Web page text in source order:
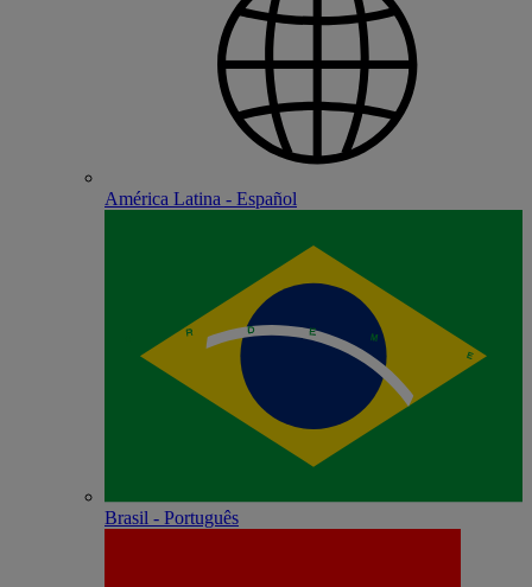
América Latina - Español
Brasil - Português